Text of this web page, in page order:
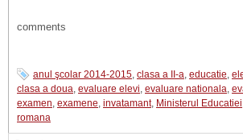
comments
anul şcolar 2014-2015, clasa a II-a, educatie,
clasa a doua, evaluare elevi, evaluare nationala,
examen, examene, invatamant, Ministerul Educatiei
romana